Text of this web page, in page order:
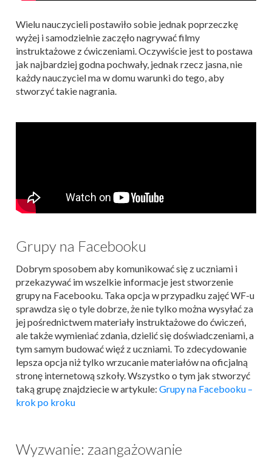
Wielu nauczycieli postawiło sobie jednak poprzeczkę
wyżej i samodzielnie zaczęło nagrywać filmy
instruktażowe z ćwiczeniami. Oczywiście jest to postawa
jak najbardziej godna pochwały, jednak rzecz jasna, nie
każdy nauczyciel ma w domu warunki do tego, aby
stworzyć takie nagrania.
Grupy na Facebooku
Dobrym sposobem aby komunikować się z uczniami i
przekazywać im wszelkie informacje jest stworzenie
grupy na Facebooku. Taka opcja w przypadku zajęć WF-u
sprawdza się o tyle dobrze, że nie tylko można wysyłać za
jej pośrednictwem materiały instruktażowe do ćwiczeń,
ale także wymieniać zdania, dzielić się doświadczeniami, a
tym samym budować więź z uczniami. To zdecydowanie
lepsza opcja niż tylko wrzucanie materiałów na oficjalną
stronę internetową szkoły. Wszystko o tym jak stworzyć
taką grupę znajdziecie w artykule: Grupy na Facebooku –
krok po kroku
Wyzwanie: zaangażowanie